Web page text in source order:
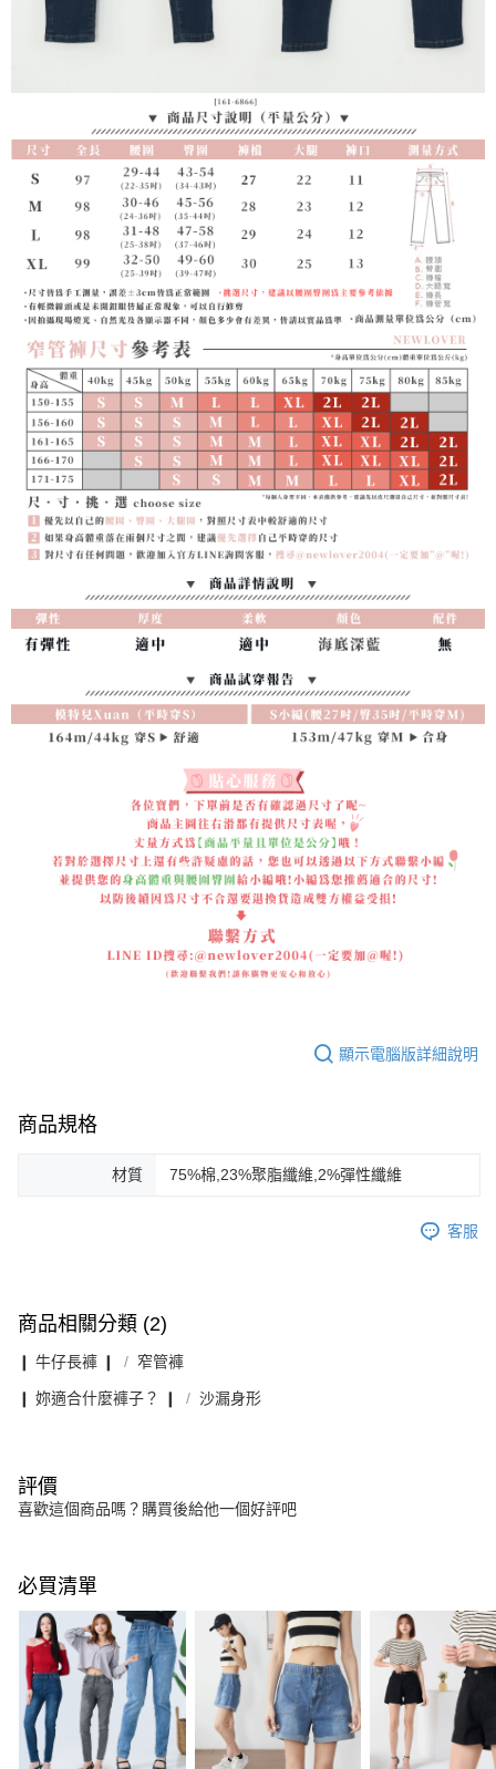
顯示電腦版詳細說明
商品規格
材質 75%棉,23%聚脂纖維,2%彈性纖維
客服
商品相關分類 (2)
❙ 牛仔長褲 ❙ 窄管褲
❙ 妳適合什麼褲子？ ❙ 沙漏身形
評價
喜歡這個商品嗎？購買後給他一個好評吧
必買清單